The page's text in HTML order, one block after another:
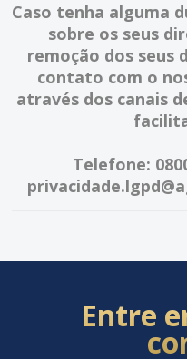
Caso tenha alguma
sobre os seus
remoção dos seus
contato com o
através dos canais
Telefone:
Entre